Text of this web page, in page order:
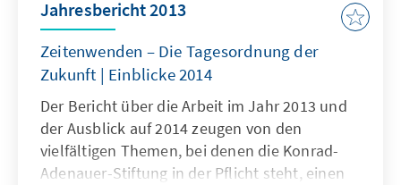
Jahresbericht 2013
Zeitenwenden – Die Tagesordnung der
Zukunft | Einblicke 2014
Der Bericht über die Arbeit im Jahr 2013 und
der Ausblick auf 2014 zeugen von den
vielfältigen Themen, bei denen die Konrad-
Adenauer-Stiftung in der Pflicht steht, einen